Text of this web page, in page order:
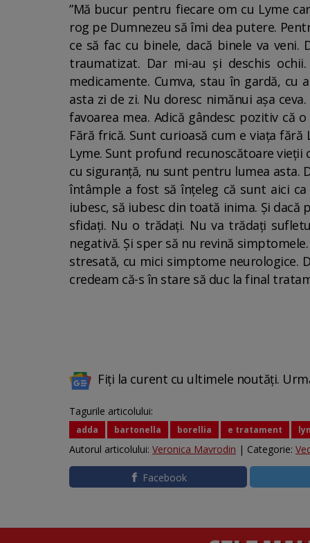
”Mă bucur pentru fiecare om cu Lyme
rog pe Dumnezeu să îmi dea putere.
ce să fac cu binele, dacă binele va
traumatizat. Dar mi-au și deschis
medicamente. Cumva, stau în gardă,
asta zi de zi. Nu doresc nimănui așa
favoarea mea. Adică gândesc pozitiv că
Fără frică. Sunt curioasă cum e viața
Lyme. Sunt profund recunoscătoare
cu siguranță, nu sunt pentru lumea asta.
întâmple a fost să înțeleg că sunt aici
iubesc, să iubesc din toată inima. Și
sfidați. Nu o trădați. Nu va trădați
negativă. Și sper să nu revină
stresată, cu mici simptome neurologice.
credeam că-s în stare să duc la final
Fiți la curent cu ultimele noutăți.
Tagurile articolului:
adda bartonella borellia e tratament
Autorul articolului: Veronica Mavrodin | Categorie:
Facebook